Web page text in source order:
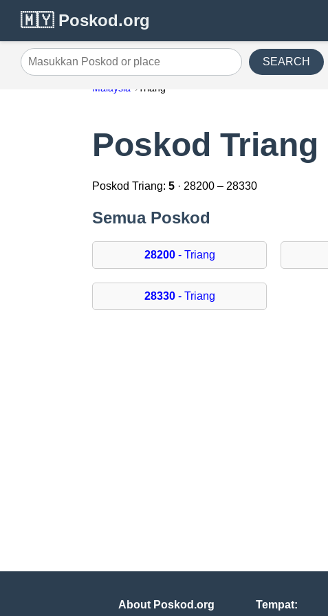
🇲🇾 Poskod.org
Masukkan Poskod or place SEARCH
Malaysia Triang
Poskod Triang
Poskod Triang:5 · 28200 – 28330
Semua Poskod
28200- Triang
28330- Triang
About Poskod.org Tempat: